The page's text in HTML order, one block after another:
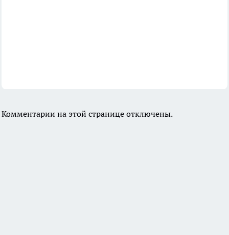
Комментарии на этой странице отключены.